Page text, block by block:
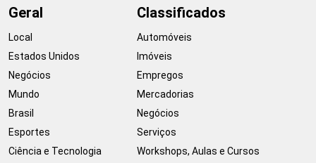
Geral
Local
Estados Unidos
Negócios
Mundo
Brasil
Esportes
Ciência e Tecnologia
Classificados
Automóveis
Imóveis
Empregos
Mercadorias
Negócios
Serviços
Workshops, Aulas e Cursos